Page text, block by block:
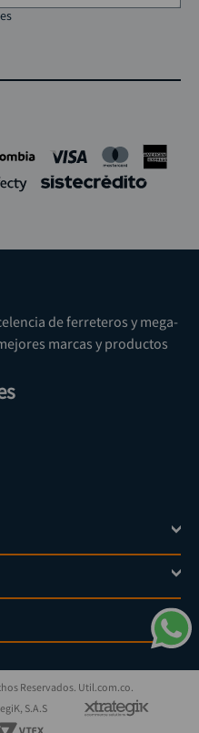
de ferreteros y mega-
marcas y productos
+
+
Reservados. Util.com.co.
S.A.S